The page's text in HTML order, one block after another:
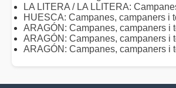
LA LITERA / LA LLITERA:
HUESCA: Campanes, campaners i
ARAGÓN: Campanes, campaners i
ARAGÓN: Campanes, campaners i
ARAGÓN: Campanes, campaners i